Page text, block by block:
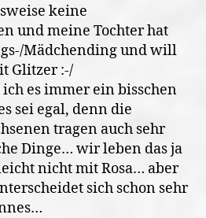
keine
und meine Tochter hat
Mädchending und will
Glitzer :-/
es immer ein bisschen
sei egal, denn die
tragen auch sehr
Dinge… wir leben das ja
nicht mit Rosa… aber
sich schon sehr